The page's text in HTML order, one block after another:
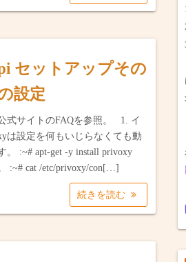
セットアップその
設定
式サイトのFAQを参照。 1. イ
は設定を何もいじらなくても動
。 :~# apt-get -y install privoxy
:~# cat /etc/privoxy/con[…]
続きを読む